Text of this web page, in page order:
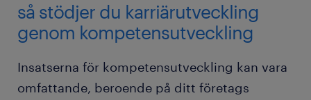
så stödjer du karriärutveckling
genom kompetensutveckling
Insatserna för kompetensutveckling kan vara
omfattande, beroende på ditt företags